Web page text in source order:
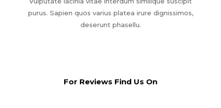
purus. Sapien quos varius platea irure dignissimos,
deserunt phasellu.
For Reviews Find Us On